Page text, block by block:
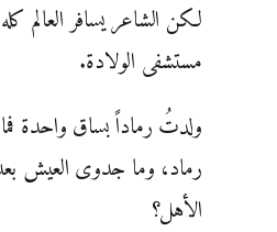
لكن الشاعر يسافر العالم
مستشفى الولادة.
ولدتُ رماداً بساق واحدة
رماد، وما جدوى العيش
الأهل؟